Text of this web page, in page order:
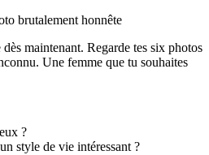
brutalement honnête
maintenant. Regarde tes six photos
Une femme que tu souhaites
?
style de vie intéressant ?